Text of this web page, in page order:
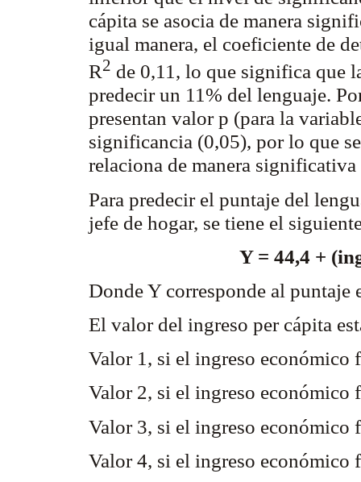
cápita se asocia de manera
igual manera, el coeficiente de
R2 de 0,11, lo que significa que
predecir un 11% del lenguaje.
presentan valor p (para la
significancia (0,05), por lo que
relaciona de manera
Para predecir el puntaje del
jefe de hogar, se tiene el
Y = 44,4 +
Donde Y corresponde al puntaje
El valor del ingreso per cápita
Valor 1, si el ingreso
Valor 2, si el ingreso
Valor 3, si el ingreso
Valor 4, si el ingreso